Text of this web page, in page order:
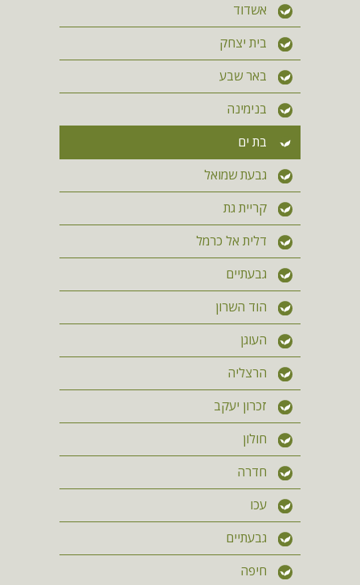
אשדוד
בית יצחק
באר שבע
בנימינה
בת ים
גבעת שמואל
קריית גת
דלית אל כרמל
גבעתיים
הוד השרון
העוגן
הרצליה
זכרון יעקב
חולון
חדרה
עכו
גבעתיים
חיפה